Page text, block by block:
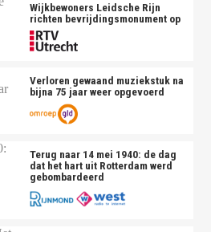
Wijkbewoners Leidsche Rijn
richten bevrijdingsmonument op
Verloren gewaand muziekstuk na
bijna 75 jaar weer opgevoerd
Terug naar 14 mei 1940: de dag
dat het hart uit Rotterdam werd
gebombardeerd